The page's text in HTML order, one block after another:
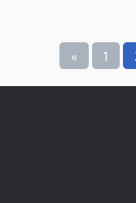
« 1